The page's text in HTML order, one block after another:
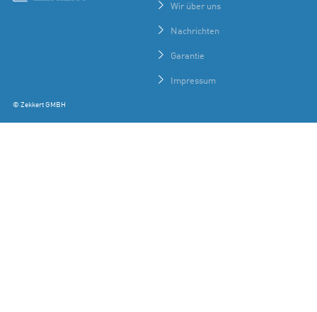
© Zekkert GMBH
Wir über uns
Nachrichten
Garantie
Impressum